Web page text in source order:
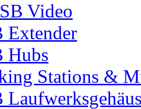
Video
Extender
Hubs
Stations &